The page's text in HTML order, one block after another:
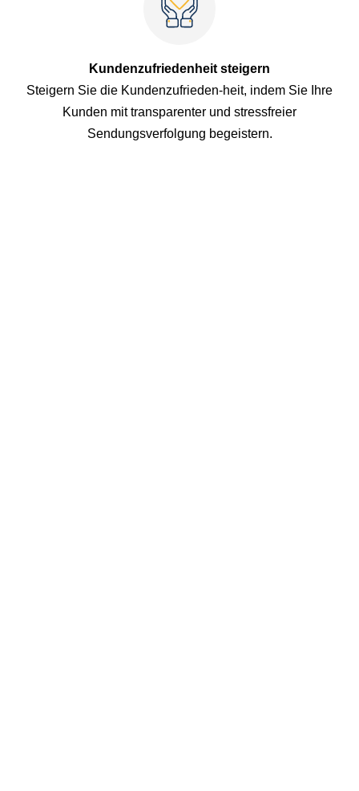
Kundenzufriedenheit steigern
Steigern Sie die Kundenzufrieden-heit, indem Sie Ihre
Kunden mit transparenter und stressfreier
Sendungsverfolgung begeistern.